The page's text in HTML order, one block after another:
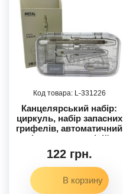
331226
Канцелярський набір:
циркуль, набір запасних
грифелів, автоматичний
олівець, гумка, лінійка
під 60 градусів, лінійка
під 90 градусів,
транспортир та лінійка
завдовжки 15 см.
(СІРИЙ)
122 грн.